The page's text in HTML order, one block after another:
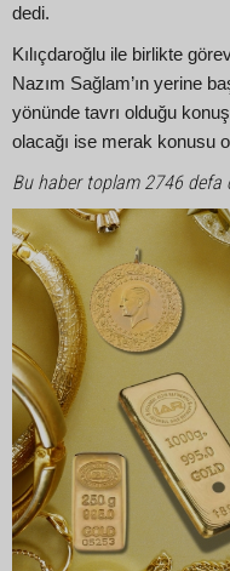
dedi.
Kılıçdaroğlu ile birlikte
Nazım Sağlam’ın yerine
yönünde tavrı olduğu
olacağı ise merak konusu
Bu haber toplam 2746 defa